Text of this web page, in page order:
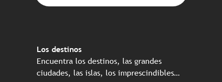
Los destinos
Encuentra los destinos, las grandes
ciudades, las islas, los imprescindibles…